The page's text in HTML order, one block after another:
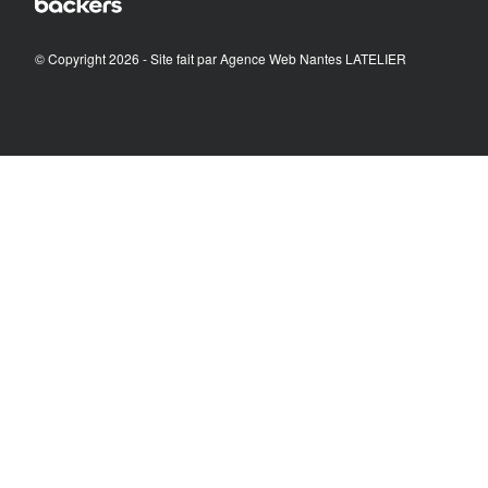
© Copyright 2026 - Site fait parAgence Web Nantes LATELIER